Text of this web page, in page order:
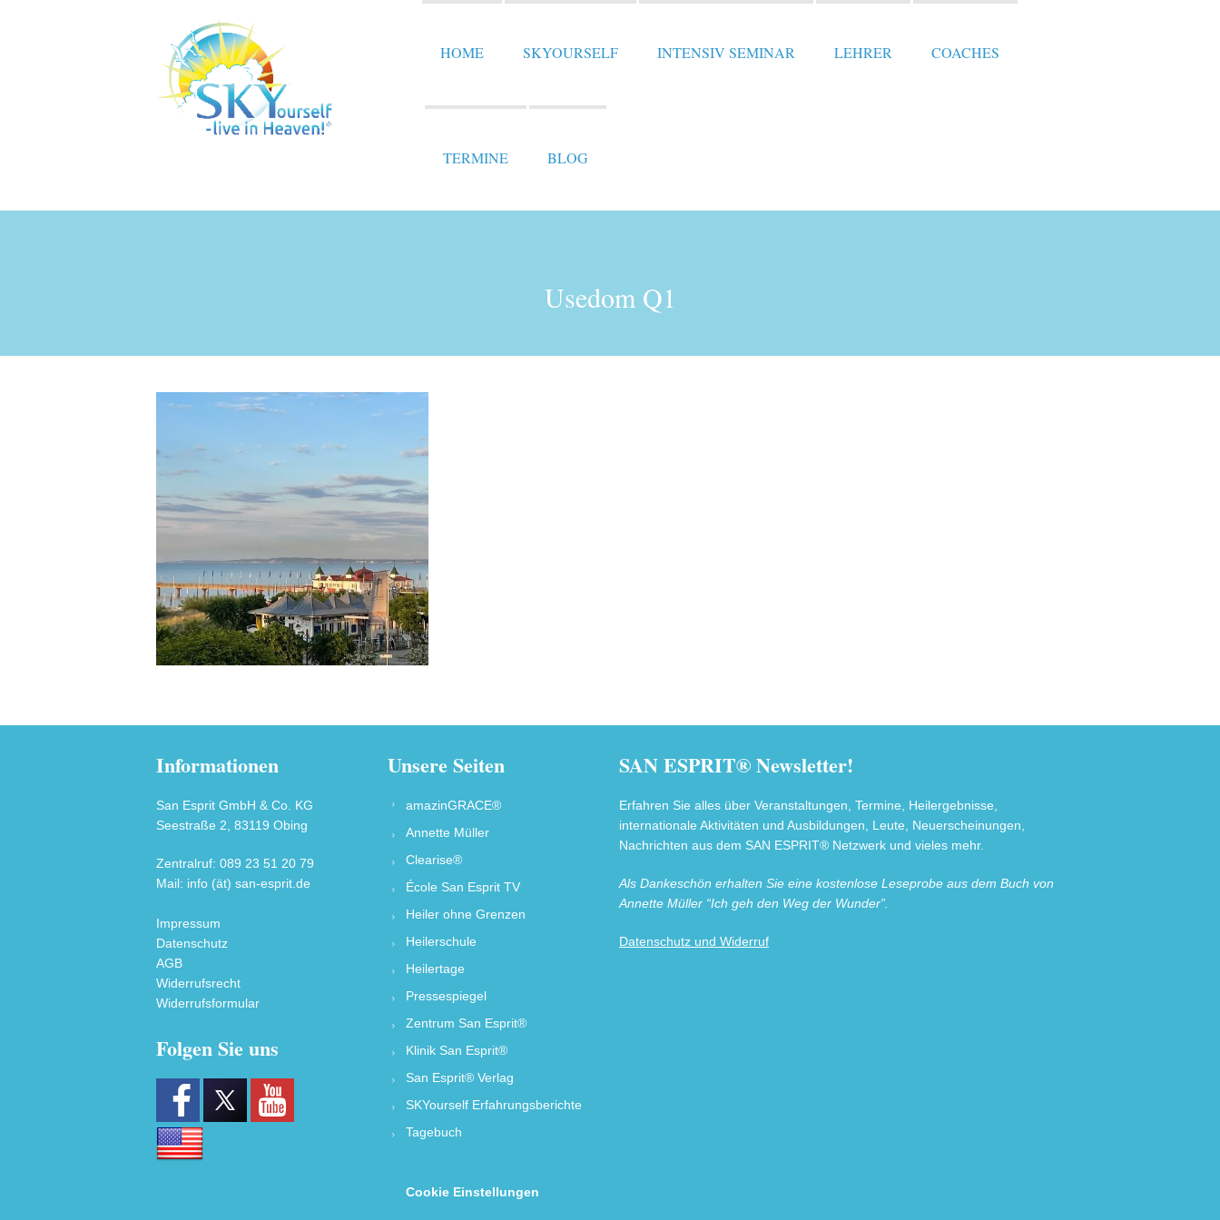
HOME SKYOURSELF INTENSIV SEMINAR LEHRER COACHES
TERMINE BLOG
Usedom Q1
Informationen
San Esprit GmbH & Co. KG
Seestraße 2, 83119 Obing
Zentralruf: 089 23 51 20 79
Mail: info (ät) san-esprit.de
Impressum
Datenschutz
AGB
Widerrufsrecht
Widerrufsformular
Folgen Sie uns
Unsere Seiten
amazinGRACE®
Annette Müller
Clearise®
École San Esprit TV
Heiler ohne Grenzen
Heilerschule
Heilertage
Pressespiegel
Zentrum San Esprit®
Klinik San Esprit®
San Esprit® Verlag
SKYourself Erfahrungsberichte
Tagebuch
Cookie Einstellungen
SAN ESPRIT® Newsletter!
Erfahren Sie alles über Veranstaltungen, Termine, Heilergebnisse,
internationale Aktivitäten und Ausbildungen, Leute, Neuerscheinungen,
Nachrichten aus dem SAN ESPRIT® Netzwerk und vieles mehr.
Als Dankeschön erhalten Sie eine kostenlose Leseprobe aus dem Buch von
Annette Müller “Ich geh den Weg der Wunder”.
Datenschutz und Widerruf